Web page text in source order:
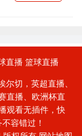
直播 篮球直播
切，英超直播、
直播、欧洲杯直
观看无插件，快
容错过！